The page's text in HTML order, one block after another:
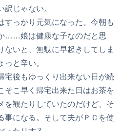
訳じゃない。
すっかり元気になった。今朝も
……娘は健康な子なのだと思
ないと、無駄に早起きしてしま
っと辛い。
宅後もゆっくり出来ない日が続
そこ早く帰宅出来た日はお茶を
を観たりしていたのだけど、そ
事になる。そして夫がＰＣを使